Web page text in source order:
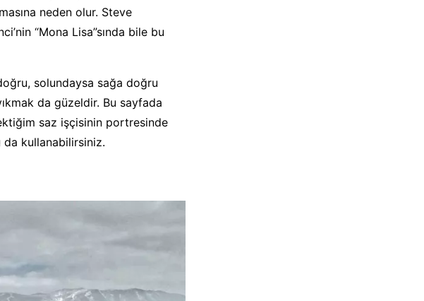
neden olur. Steve
“Mona Lisa”sında bile bu
solundaysa sağa doğru
da güzeldir. Bu sayfada
saz işçisinin portresinde
da kullanabilirsiniz.